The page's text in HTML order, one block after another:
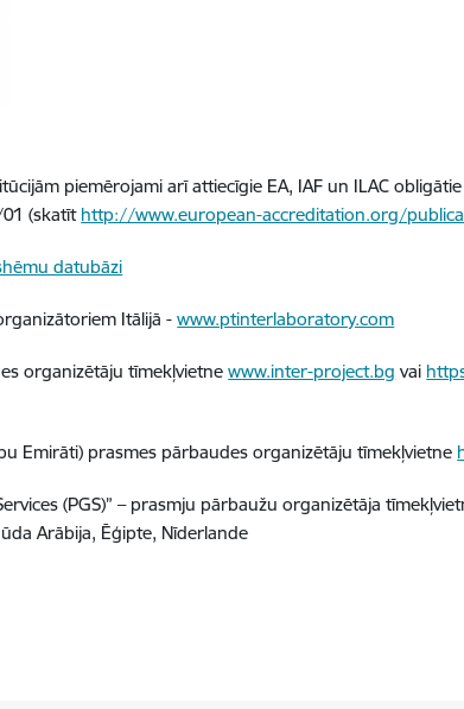
piemērojami arī attiecīgie EA, IAF un ILAC
(skatīt http://www.european-accreditation.org/
datubāzi
Itālijā -www.ptinterlaboratory.com
organizētāju tīmekļvietnewww.inter-project.bg vai
Emirāti) prasmes pārbaudes organizētāju tīmekļvietne
(PGS)” – prasmju pārbaužu organizētāja
Arābija, Ēģipte, Nīderlande